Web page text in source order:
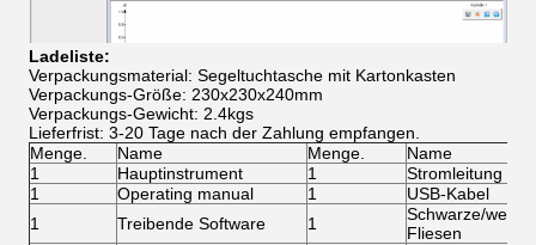
Ladeliste:
Verpackungsmaterial: Segeltuchtasche mit Kartonkasten
Verpackungs-Größe: 230x230x240mm
Verpackungs-Gewicht: 2.4kgs
Lieferfrist: 3-20 Tage nach der Zahlung empfangen.
Menge.
Name Menge.
Name
1
Hauptinstrument 1
Stromleitung
1
Operating manual 1
USB-Kabel
1
Treibende Software 1
Schwarze/
Fliesen